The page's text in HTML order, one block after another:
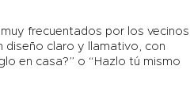
frecuentados por los vecinos
diseño claro y llamativo, con
en casa?” o “Hazlo tú mismo